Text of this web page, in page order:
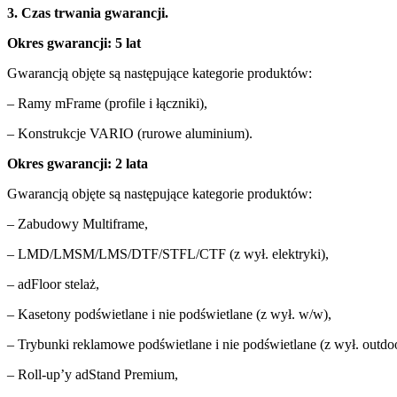
3. Czas trwania gwarancji.
Okres gwarancji: 5 lat
Gwarancją objęte są następujące kategorie produktów:
– Ramy mFrame (profile i łączniki),
– Konstrukcje VARIO (rurowe aluminium).
Okres gwarancji: 2 lata
Gwarancją objęte są następujące kategorie produktów:
– Zabudowy Multiframe,
– LMD/LMSM/LMS/DTF/STFL/CTF (z wył. elektryki),
– adFloor stelaż,
– Kasetony podświetlane i nie podświetlane (z wył. w/w),
– Trybunki reklamowe podświetlane i nie podświetlane (z wył.
– Roll-up’y adStand Premium,